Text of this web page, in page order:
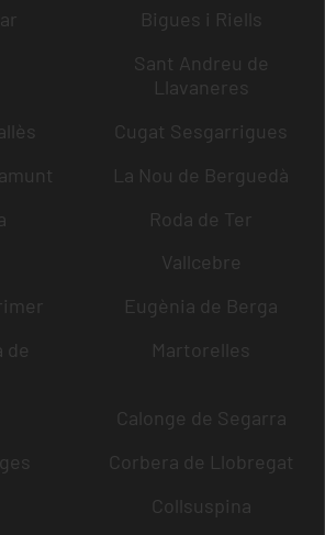
Bigues i Riells
Sant Andreu de
Llavaneres
Cugat Sesgarrigues
La Nou de Berguedà
Roda de Ter
Vallcebre
Eugènia de Berga
de
Martorelles
Calonge de Segarra
Corbera de Llobregat
Collsuspina